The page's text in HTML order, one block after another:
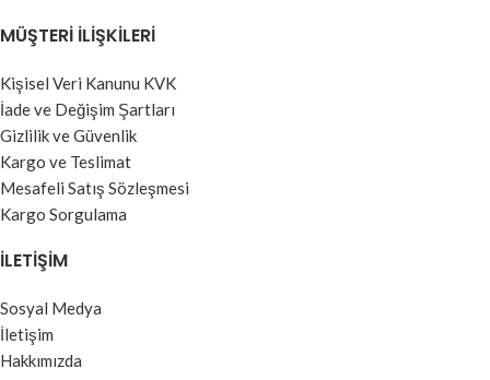
MÜŞTERI İLIŞKILERI
Kişisel Veri Kanunu KVK
İade ve Değişim Şartları
Gizlilik ve Güvenlik
Kargo ve Teslimat
Mesafeli Satış Sözleşmesi
Kargo Sorgulama
İLETIŞIM
Sosyal Medya
İletişim
Hakkımızda